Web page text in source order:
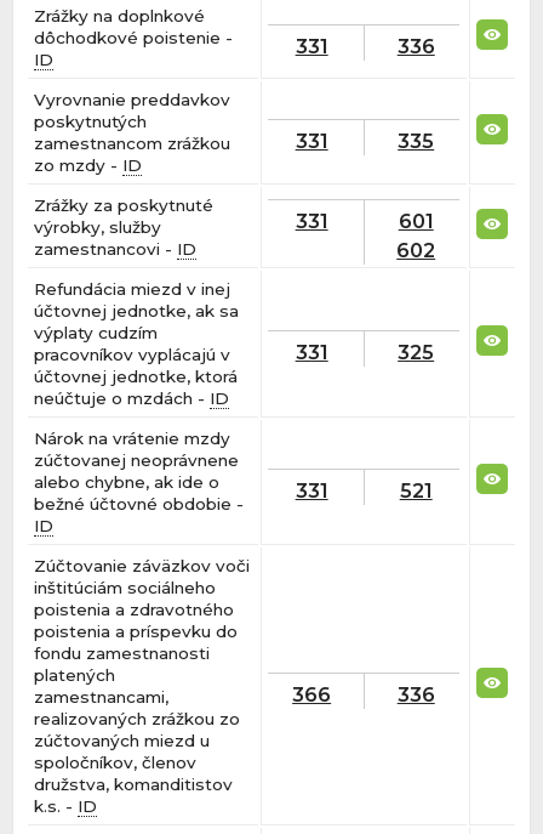
Zrážky na doplnkové
dôchodkové poistenie -
ID
331 336
Vyrovnanie preddavkov
poskytnutých
zamestnancom zrážkou
zo mzdy - ID
331 335
Zrážky za poskytnuté
výrobky, služby
zamestnancovi - ID
331
601
602
Refundácia miezd v inej
účtovnej jednotke, ak sa
výplaty cudzím
pracovníkov vyplácajú v
účtovnej jednotke, ktorá
neúčtuje o mzdách - ID
331 325
Nárok na vrátenie mzdy
zúčtovanej neoprávnene
alebo chybne, ak ide o
bežné účtovné obdobie -
ID
331 521
Zúčtovanie záväzkov voči
inštitúciám sociálneho
poistenia a zdravotného
poistenia a príspevku do
fondu zamestnanosti
platených
zamestnancami,
realizovaných zrážkou zo
zúčtovaných miezd u
spoločníkov, členov
družstva, komanditistov
k.s. - ID
366 336